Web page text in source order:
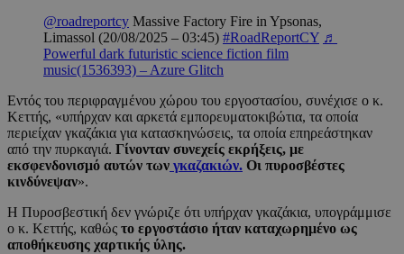
@roadreportcy Massive Factory Fire in Ypsonas,
Limassol (20/08/2025 – 03:45) #RoadReportCY ♬
Powerful dark futuristic science fiction film
music(1536393) – Azure Glitch
Εντός του περιφραγμένου χώρου του εργοστασίου, συνέχισε ο κ.
Κεττής, «υπήρχαν και αρκετά εμπορευματοκιβώτια, τα οποία
περιείχαν γκαζάκια για κατασκηνώσεις, τα οποία επηρεάστηκαν
από την πυρκαγιά. Γίνονταν συνεχείς εκρήξεις, με
εκσφενδονισμό αυτών των γκαζακιών. Οι πυροσβέστες
κινδύνεψαν».
Η Πυροσβεστική δεν γνώριζε ότι υπήρχαν γκαζάκια, υπογράμμισε
ο κ. Κεττής, καθώς το εργοστάσιο ήταν καταχωρημένο ως
αποθήκευσης χαρτικής ύλης.